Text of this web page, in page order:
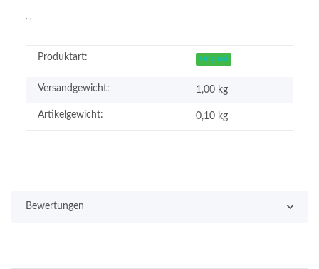
Produktart: Original
Versandgewicht: 1,00 kg
Artikelgewicht: 0,10 kg
Bewertungen